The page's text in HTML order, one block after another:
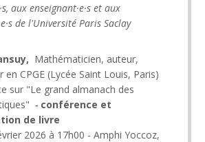
aux enseignant·e·s et aux
de l'Université Paris Saclay
Mathématicien, auteur,
en CPGE (Lycée Saint Louis, Paris)
sur "Le grand almanach des
- conférence et
de livre
2026 à 17h00 - Amphi Yoccoz,